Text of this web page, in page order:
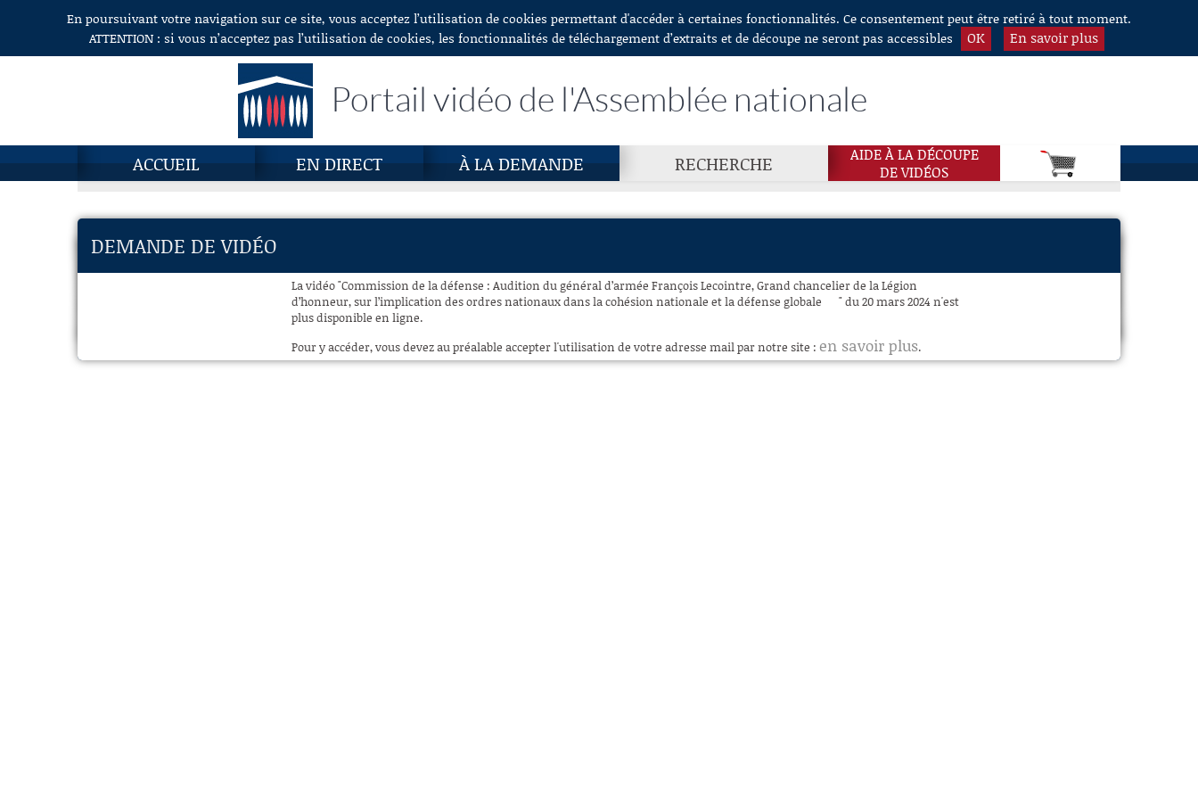
Aller au contenuEn poursuivant votre navigation sur ce site, vous acceptez l’utilisation de cookies permettant d'accéder à certaines fonctionnalités. Ce consentement peut être retiré à tout moment.
ATTENTION : si vous n’acceptez pas l’utilisation de cookies, les fonctionnalités de téléchargement d’extraits et de découpe ne seront pas accessibles
OK En savoir plus
Portail vidéo de l'Assemblée nationale
ACCUEIL EN DIRECT À LA DEMANDE RECHERCHE
AIDE À LA DÉCOUPE
DE VIDÉOS
DEMANDE DE VIDÉO
La vidéo "Commission de la défense : Audition du général d’armée François Lecointre, Grand chancelier de la Légion
d’honneur, sur l’implication des ordres nationaux dans la cohésion nationale et la défense globale " du 20 mars 2024 n'est
plus disponible en ligne.
Pour y accéder, vous devez au préalable accepter l'utilisation de votre adresse mail par notre site : en savoir plus.